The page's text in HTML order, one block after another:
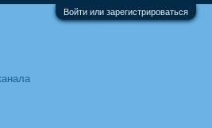
Войти или зарегистрироваться